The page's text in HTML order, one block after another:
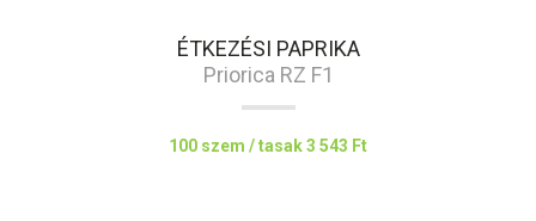
ÉTKEZÉSI PAPRIKA
Priorica RZ F1
100 szem / tasak3 543 Ft